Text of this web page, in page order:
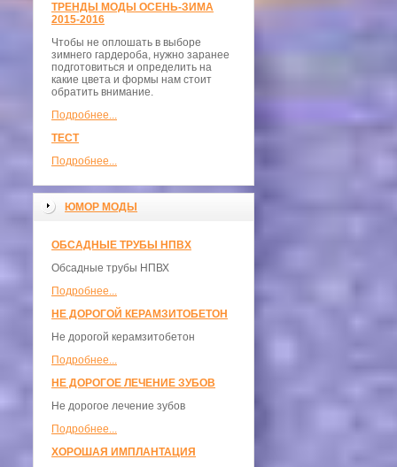
ТРЕНДЫ МОДЫ ОСЕНЬ-ЗИМА
2015-2016
Чтобы не оплошать в выборе
зимнего гардероба, нужно заранее
подготовиться и определить на
какие цвета и формы нам стоит
обратить внимание.
Подробнее...
ТЕСТ
Подробнее...
ЮМОР МОДЫ
ОБСАДНЫЕ ТРУБЫ НПВХ
Обсадные трубы НПВХ
Подробнее...
НЕ ДОРОГОЙ КЕРАМЗИТОБЕТОН
Не дорогой керамзитобетон
Подробнее...
НЕ ДОРОГОЕ ЛЕЧЕНИЕ ЗУБОВ
Не дорогое лечение зубов
Подробнее...
ХОРОШАЯ ИМПЛАНТАЦИЯ